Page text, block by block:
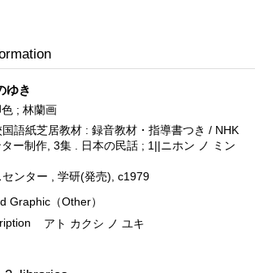
ゆき
; 林蘭画
国語紙芝居教材 : 録音教材・指導書つき / NHK
ー制作, 3集 . 日本の民話 ; 1||ニホン ノ ミン
センター , 学研(発売), c1979
Graphic（Other）
アト カクシ ノ ユキ